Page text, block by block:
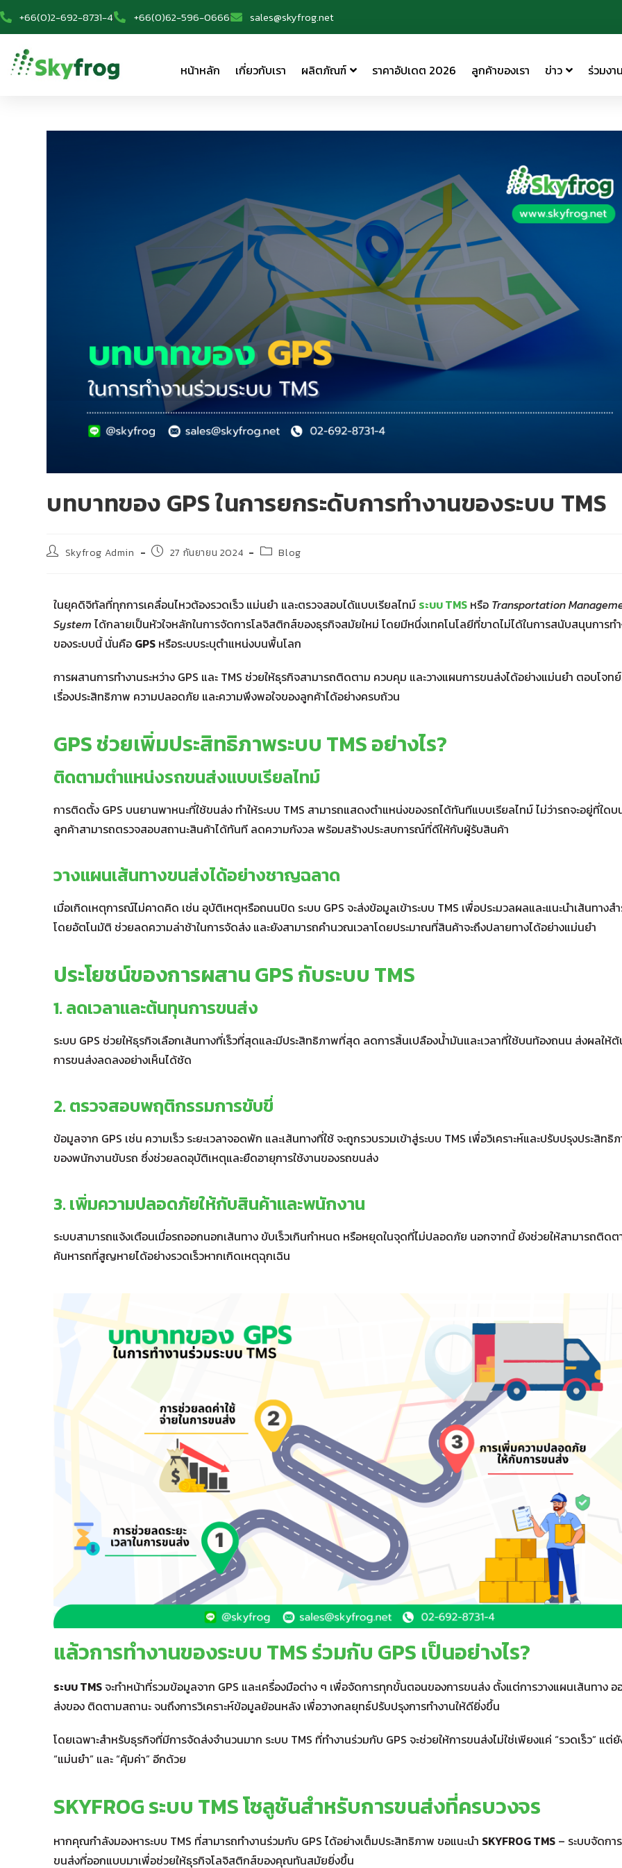
+66(0)2-692-8731-4 +66(0)62-596-0666 sales@skyfrog.net
หน้าหลัก เกี่ยวกับเรา ผลิตภัณฑ์ ราคาอัปเดต 2026 ลูกค้าของเรา ข่าว ร่วมงา
บทบาทของ GPS ในการยกระดับการทำงานของระบบ TMS
Skyfrog Admin 27 กันยายน 2024 Blog
ในยุคดิจิทัลที่ทุกการเคลื่อนไหวต้องรวดเร็ว แม่นยำ และตรวจสอบได้แบบเรียลไทม์ ระบบ TMS หรือ Transportation
System ได้กลายเป็นหัวใจหลักในการจัดการโลจิสติกส์ของธุรกิจสมัยใหม่ โดยมีหนึ่งเทคโนโลยีที่ขาดไม่ได้ในการสนับสนุนการท
ของระบบนี้ นั่นคือ GPS หรือระบบระบุตำแหน่งบนพื้นโลก
การผสานการทำงานระหว่าง GPS และ TMS ช่วยให้ธุรกิจสามารถติดตาม ควบคุม และวางแผนการขนส่งได้อย่างแม่นยำ ตอบโจท
เรื่องประสิทธิภาพ ความปลอดภัย และความพึงพอใจของลูกค้าได้อย่างครบถ้วน
GPS ช่วยเพิ่มประสิทธิภาพระบบ TMS อย่างไร?
ติดตามตำแหน่งรถขนส่งแบบเรียลไทม์
การติดตั้ง GPS บนยานพาหนะที่ใช้ขนส่ง ทำให้ระบบ TMS สามารถแสดงตำแหน่งของรถได้ทันทีแบบเรียลไทม์ ไม่ว่ารถจะอยู่ที่ใด
ลูกค้าสามารถตรวจสอบสถานะสินค้าได้ทันที ลดความกังวล พร้อมสร้างประสบการณ์ที่ดีให้กับผู้รับสินค้า
วางแผนเส้นทางขนส่งได้อย่างชาญฉลาด
เมื่อเกิดเหตุการณ์ไม่คาดคิด เช่น อุบัติเหตุหรือถนนปิด ระบบ GPS จะส่งข้อมูลเข้าระบบ TMS เพื่อประมวลผลและแนะนำเส้นทางส
โดยอัตโนมัติ ช่วยลดความล่าช้าในการจัดส่ง และยังสามารถคำนวณเวลาโดยประมาณที่สินค้าจะถึงปลายทางได้อย่างแม่นยำ
ประโยชน์ของการผสาน GPS กับระบบ TMS
1. ลดเวลาและต้นทุนการขนส่ง
ระบบ GPS ช่วยให้ธุรกิจเลือกเส้นทางที่เร็วที่สุดและมีประสิทธิภาพที่สุด ลดการสิ้นเปลืองน้ำมันและเวลาที่ใช้บนท้องถนน ส่งผลให้
การขนส่งลดลงอย่างเห็นได้ชัด
2. ตรวจสอบพฤติกรรมการขับขี่
ข้อมูลจาก GPS เช่น ความเร็ว ระยะเวลาจอดพัก และเส้นทางที่ใช้ จะถูกรวบรวมเข้าสู่ระบบ TMS เพื่อวิเคราะห์และปรับปรุงประสิทธิ
ของพนักงานขับรถ ซึ่งช่วยลดอุบัติเหตุและยืดอายุการใช้งานของรถขนส่ง
3. เพิ่มความปลอดภัยให้กับสินค้าและพนักงาน
ระบบสามารถแจ้งเตือนเมื่อรถออกนอกเส้นทาง ขับเร็วเกินกำหนด หรือหยุดในจุดที่ไม่ปลอดภัย นอกจากนี้ ยังช่วยให้สามารถติดต
ค้นหารถที่สูญหายได้อย่างรวดเร็วหากเกิดเหตุฉุกเฉิน
แล้วการทำงานของระบบ TMS ร่วมกับ GPS เป็นอย่างไร?
ระบบ TMSจะทำหน้าที่รวมข้อมูลจาก GPS และเครื่องมือต่าง ๆ เพื่อจัดการทุกขั้นตอนของการขนส่ง ตั้งแต่การวางแผนเส้นทาง อ
ส่งของ ติดตามสถานะ จนถึงการวิเคราะห์ข้อมูลย้อนหลัง เพื่อวางกลยุทธ์ปรับปรุงการทำงานให้ดียิ่งขึ้น
โดยเฉพาะสำหรับธุรกิจที่มีการจัดส่งจำนวนมาก ระบบ TMS ที่ทำงานร่วมกับ GPS จะช่วยให้การขนส่งไม่ใช่เพียงแค่ “รวดเร็ว” แต่
“แม่นยำ” และ “คุ้มค่า” อีกด้วย
SKYFROG ระบบ TMS โซลูชันสำหรับการขนส่งที่ครบวงจร
หากคุณกำลังมองหาระบบ TMS ที่สามารถทำงานร่วมกับ GPS ได้อย่างเต็มประสิทธิภาพ ขอแนะนำ SKYFROG TMS – ระบบจัดการ
ขนส่งที่ออกแบบมาเพื่อช่วยให้ธุรกิจโลจิสติกส์ของคุณทันสมัยยิ่งขึ้น